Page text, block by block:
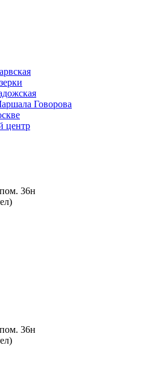
Говорова
центр
36н
36н